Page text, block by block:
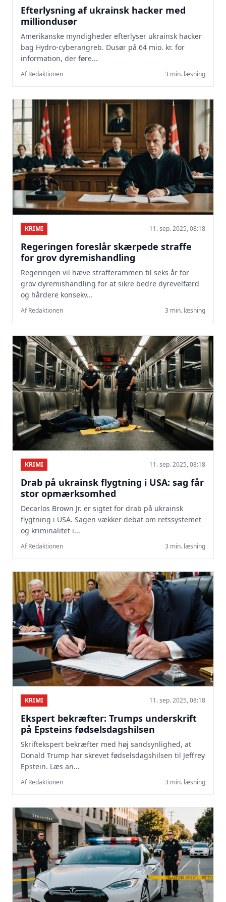
Efterlysning af ukrainsk hacker med
milliondusør
Amerikanske myndigheder efterlyser ukrainsk hacker
bag Hydro-cyberangreb. Dusør på 64 mio. kr. for
information, der føre...
Af Redaktionen 3 min. læsning
KRIMI 11. sep. 2025, 08:18
Regeringen foreslår skærpede straffe
for grov dyremishandling
Regeringen vil hæve strafferammen til seks år for
grov dyremishandling for at sikre bedre dyrevelfærd
og hårdere konsekv...
Af Redaktionen 3 min. læsning
KRIMI 11. sep. 2025, 08:18
Drab på ukrainsk flygtning i USA: sag får
stor opmærksomhed
Decarlos Brown Jr. er sigtet for drab på ukrainsk
flygtning i USA. Sagen vækker debat om retssystemet
og kriminalitet i...
Af Redaktionen 3 min. læsning
KRIMI 11. sep. 2025, 08:18
Ekspert bekræfter: Trumps underskrift
på Epsteins fødselsdagshilsen
Skriftekspert bekræfter med høj sandsynlighed, at
Donald Trump har skrevet fødselsdagshilsen til Jeffrey
Epstein. Læs an...
Af Redaktionen 3 min. læsning